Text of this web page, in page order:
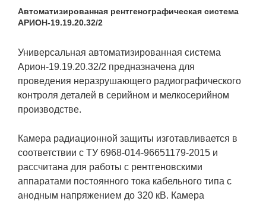
Автоматизированная рентгенографическая система
АРИОН-19.19.20.32/2
Универсальная автоматизированная система
Арион-19.19.20.32/2 предназначена для
проведения неразрушающего радиографического
контроля деталей в серийном и мелкосерийном
производстве.
Камера радиационной защиты изготавливается в
соответствии с ТУ 6968-014-96651179-2015 и
рассчитана для работы с рентгеновскими
аппаратами постоянного тока кабельного типа с
анодным напряжением до 320 кВ. Камера